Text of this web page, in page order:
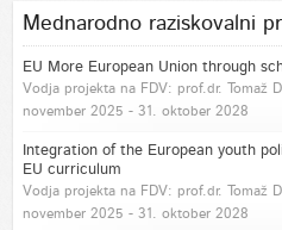
Mednarodno raziskovalni
EU More European Union through
Vodja projekta na FDV: prof.dr. Tomaž
november 2025 - 31. oktober 2028
Integration of the European youth
EU curriculum
Vodja projekta na FDV: prof.dr. Tomaž
november 2025 - 31. oktober 2028